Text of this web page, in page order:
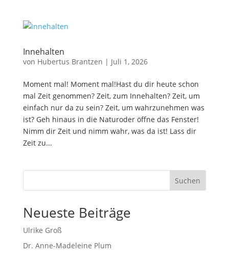
Innehalten
von Hubertus Brantzen | Juli 1, 2026
Moment mal! Moment mal!Hast du dir heute schon
mal Zeit genommen? Zeit, zum Innehalten? Zeit, um
einfach nur da zu sein? Zeit, um wahrzunehmen was
ist? Geh hinaus in die Naturoder öffne das Fenster!
Nimm dir Zeit und nimm wahr, was da ist! Lass dir
Zeit zu...
Suchen
Neueste Beiträge
Ulrike Groß
Dr. Anne-Madeleine Plum